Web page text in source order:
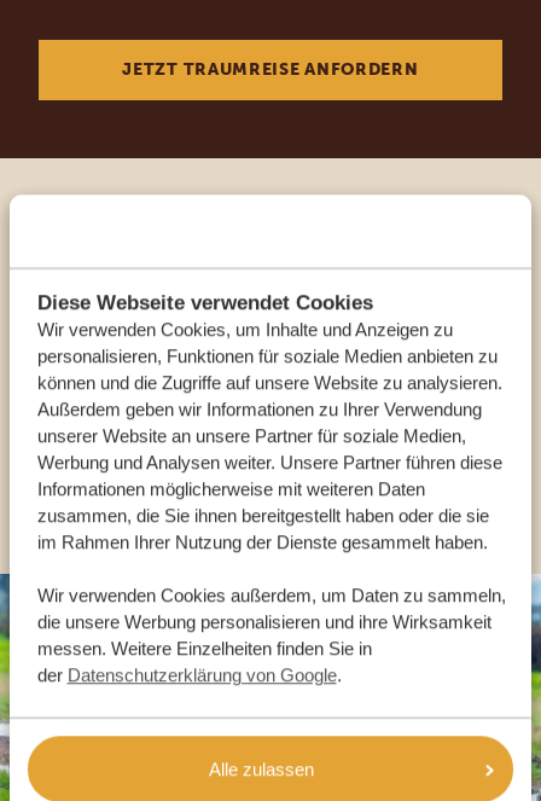
Diese Webseite verwendet Cookies
Wir verwenden Cookies, um Inhalte und Anzeigen zu
personalisieren, Funktionen für soziale Medien anbieten zu
können und die Zugriffe auf unsere Website zu analysieren.
Außerdem geben wir Informationen zu Ihrer Verwendung
unserer Website an unsere Partner für soziale Medien,
Werbung und Analysen weiter. Unsere Partner führen diese
Informationen möglicherweise mit weiteren Daten
zusammen, die Sie ihnen bereitgestellt haben oder die sie
im Rahmen Ihrer Nutzung der Dienste gesammelt haben.
Wir verwenden Cookies außerdem, um Daten zu sammeln,
die unsere Werbung personalisieren und ihre Wirksamkeit
messen. Weitere Einzelheiten finden Sie in
der Datenschutzerklärung von Google.
Alle zulassen
JETZT TRAUMREISE ANFORDERN
Reiseberater
UNSERE EXPERTEN HELFEN IHNEN GERN
DE:+49 3222 1850 795
ANDERE LÄNDER